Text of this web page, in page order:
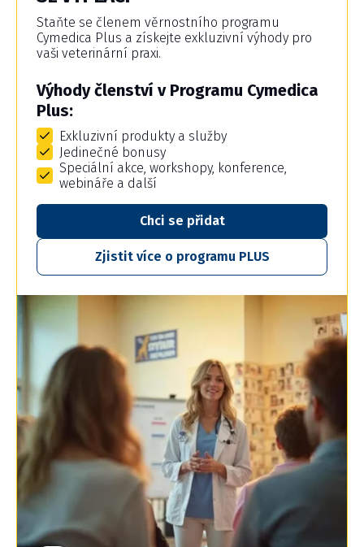
Staňte se členem věrnostního programu
Cymedica Plus a získejte exkluzivní výhody pro
vaši veterinární praxi.
Výhody členství v Programu Cymedica
Plus:
Exkluzivní produkty a služby
Jedinečné bonusy
Speciální akce, workshopy, konference,
webináře a další
Chci se přidat
Zjistit více o programu PLUS